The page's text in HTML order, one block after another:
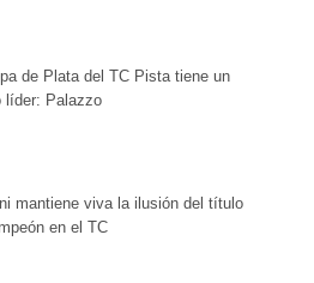
de Plata del TC Pista tiene un
líder: Palazzo
mantiene viva la ilusión del título
en el TC